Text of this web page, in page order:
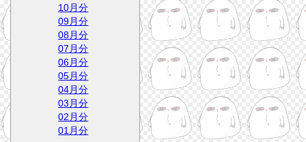
10月分
09月分
08月分
07月分
06月分
05月分
04月分
03月分
02月分
01月分